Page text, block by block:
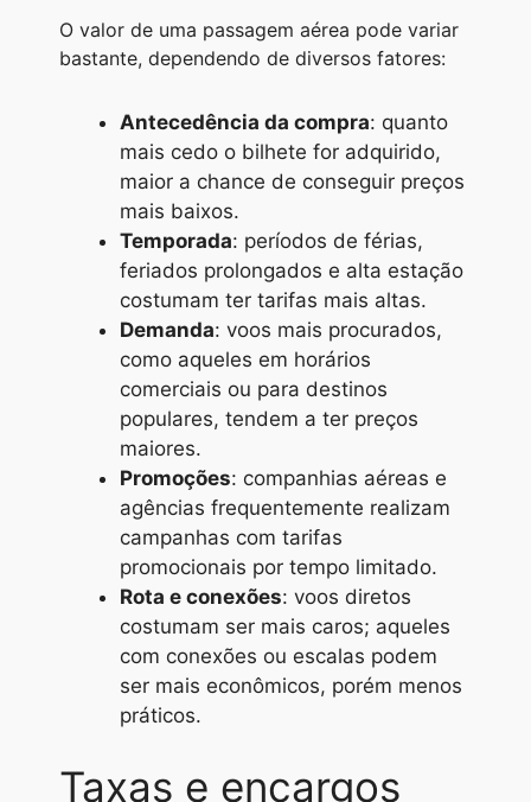
O valor de uma passagem aérea pode variar
bastante, dependendo de diversos fatores:
Antecedência da compra: quanto
mais cedo o bilhete for adquirido,
maior a chance de conseguir preços
mais baixos.
Temporada: períodos de férias,
feriados prolongados e alta estação
costumam ter tarifas mais altas.
Demanda: voos mais procurados,
como aqueles em horários
comerciais ou para destinos
populares, tendem a ter preços
maiores.
Promoções: companhias aéreas e
agências frequentemente realizam
campanhas com tarifas
promocionais por tempo limitado.
Rota e conexões: voos diretos
costumam ser mais caros; aqueles
com conexões ou escalas podem
ser mais econômicos, porém menos
práticos.
Taxas e encargos